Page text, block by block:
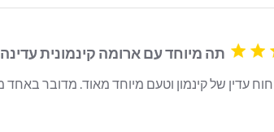
תה מיוחד עם ארומה קינמונית עדינה